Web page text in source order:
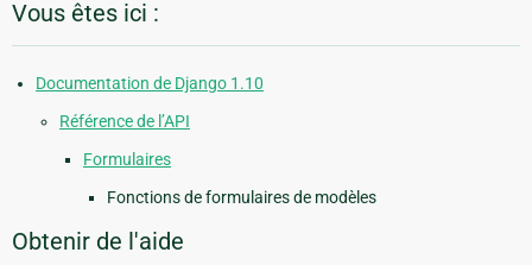
Vous êtes ici :
Documentation de Django 1.10
Référence de l’API
Formulaires
Fonctions de formulaires de modèles
Obtenir de l'aide